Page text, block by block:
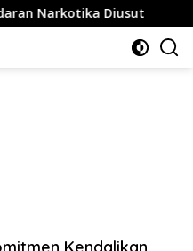
Narkotika Diusut